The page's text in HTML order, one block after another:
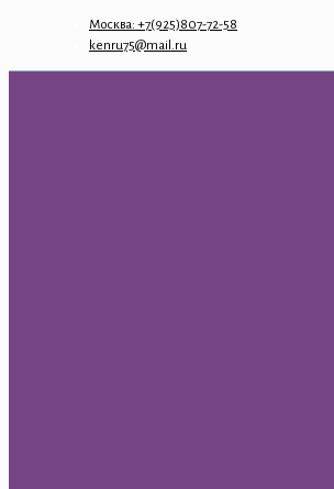
Москва: +7(925)807-72-58
kenru75@mail.ru